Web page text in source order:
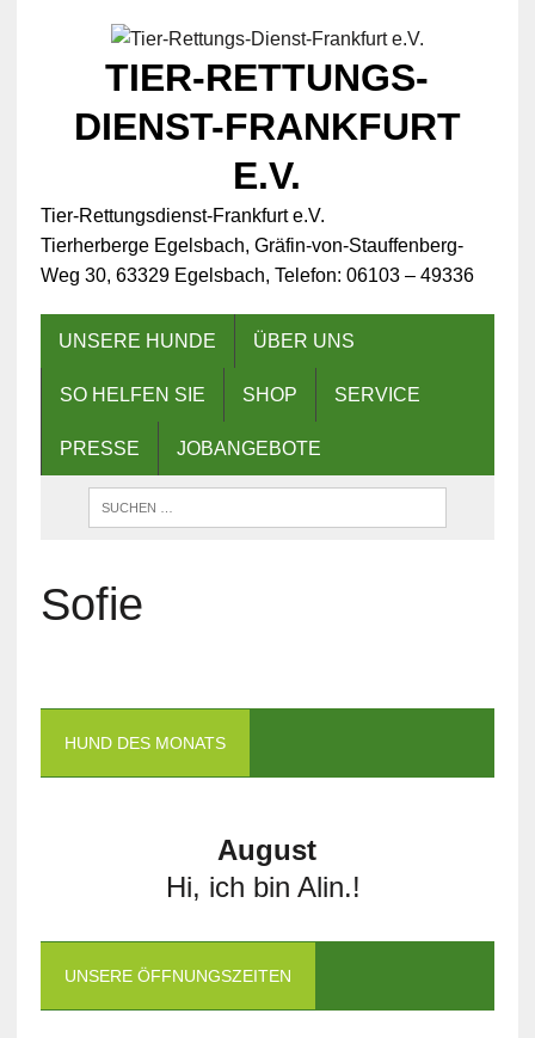
TIER-RETTUNGS-
DIENST-FRANKFURT
E.V.
Tier-Rettungsdienst-Frankfurt e.V.
Tierherberge Egelsbach, Gräfin-von-Stauffenberg-
Weg 30, 63329 Egelsbach, Telefon: 06103 – 49336
UNSERE HUNDE ÜBER UNS
SO HELFEN SIE SHOP SERVICE
PRESSE JOBANGEBOTE
Sofie
HUND DES MONATS
August
Hi, ich bin Alin.!
UNSERE ÖFFNUNGSZEITEN